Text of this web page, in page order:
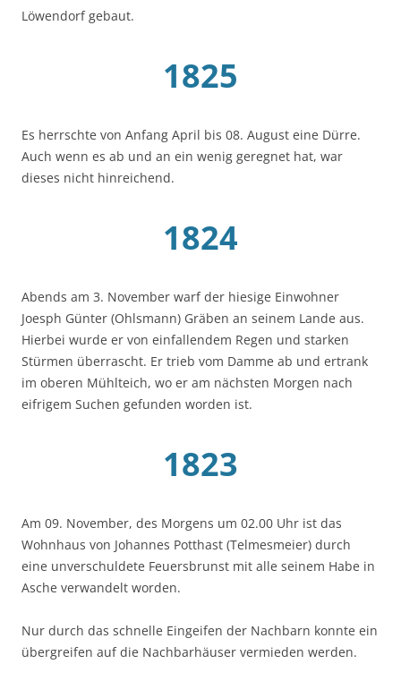
Löwendorf gebaut.
1825
Es herrschte von Anfang April bis 08. August eine Dürre.
Auch wenn es ab und an ein wenig geregnet hat, war
dieses nicht hinreichend.
1824
Abends am 3. November warf der hiesige Einwohner
Joesph Günter (Ohlsmann) Gräben an seinem Lande aus.
Hierbei wurde er von einfallendem Regen und starken
Stürmen überrascht. Er trieb vom Damme ab und ertrank
im oberen Mühlteich, wo er am nächsten Morgen nach
eifrigem Suchen gefunden worden ist.
1823
Am 09. November, des Morgens um 02.00 Uhr ist das
Wohnhaus von Johannes Potthast (Telmesmeier) durch
eine unverschuldete Feuersbrunst mit alle seinem Habe in
Asche verwandelt worden.
Nur durch das schnelle Eingeifen der Nachbarn konnte ein
übergreifen auf die Nachbarhäuser vermieden werden.